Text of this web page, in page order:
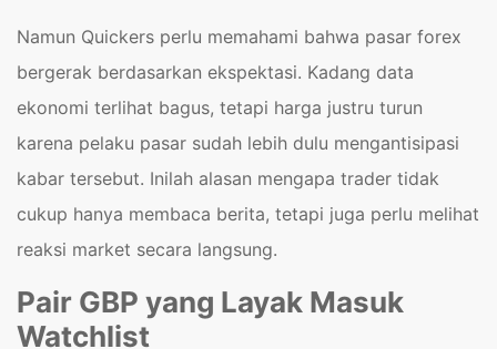
Namun Quickers perlu memahami bahwa pasar forex
bergerak berdasarkan ekspektasi. Kadang data
ekonomi terlihat bagus, tetapi harga justru turun
karena pelaku pasar sudah lebih dulu mengantisipasi
kabar tersebut. Inilah alasan mengapa trader tidak
cukup hanya membaca berita, tetapi juga perlu melihat
reaksi market secara langsung.
Pair GBP yang Layak Masuk
Watchlist